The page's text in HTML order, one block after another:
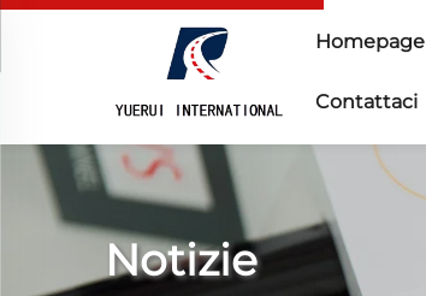
Homepage
Contattaci
Notizie